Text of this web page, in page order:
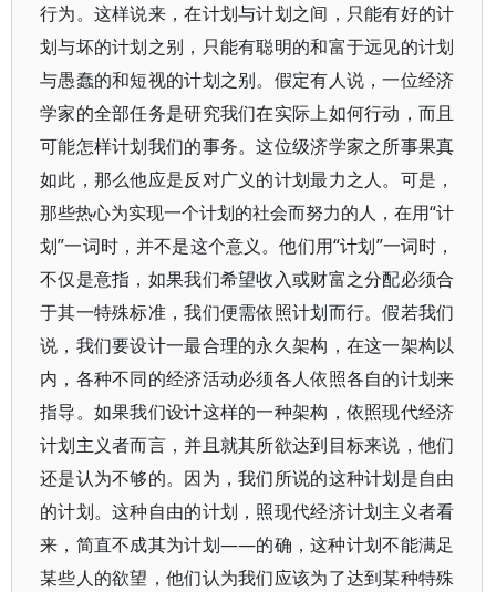
行为。这样说来，在计划与计划之间，只能有好的计
划与坏的计划之别，只能有聪明的和富于远见的计划
与愚蠢的和短视的计划之别。假定有人说，一位经济
学家的全部任务是研究我们在实际上如何行动，而且
可能怎样计划我们的事务。这位级济学家之所事果真
如此，那么他应是反对广义的计划最力之人。可是，
那些热心为实现一个计划的社会而努力的人，在用“计
划”一词时，并不是这个意义。他们用“计划”一词时，
不仅是意指，如果我们希望收入或财富之分配必须合
于其一特殊标准，我们便需依照计划而行。假若我们
说，我们要设计一最合理的永久架构，在这一架构以
内，各种不同的经济活动必须各人依照各自的计划来
指导。如果我们设计这样的一种架构，依照现代经济
计划主义者而言，并且就其所欲达到目标来说，他们
还是认为不够的。因为，我们所说的这种计划是自由
的计划。这种自由的计划，照现代经济计划主义者看
来，简直不成其为计划——的确，这种计划不能满足
某些人的欲望，他们认为我们应该为了达到某种特殊